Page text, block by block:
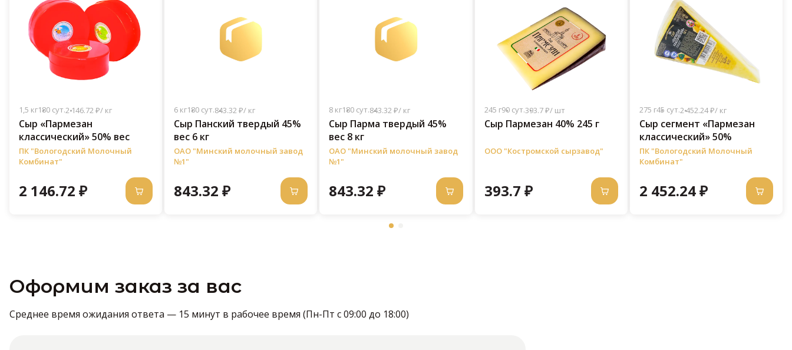
1,5 кг180 сут.2 146.72 ₽/ кг
Сыр «Пармезан
классический» 50% вес
ПК "Вологодский Молочный
Комбинат"
2 146.72 ₽
6 кг180 сут.843.32 ₽/ кг
Сыр Панский твердый 45%
вес 6 кг
ОАО "Минский молочный завод
№1"
843.32 ₽
8 кг180 сут.843.32 ₽/ кг
Сыр Парма твердый 45%
вес 8 кг
ОАО "Минский молочный завод
№1"
843.32 ₽
245 г90 сут.393.7 ₽/ шт
Сыр Пармезан 40% 245 г
ООО "Костромской сырзавод"
393.7 ₽
275 г45 сут.2 452.24 ₽/ кг
Сыр сегмент «Пармезан
классический» 50%
ПК "Вологодский Молочный
Комбинат"
2 452.24 ₽
Оформим заказ за вас
Среднее время ожидания ответа — 15 минут в рабочее время (Пн-Пт с 09:00 до 18:00)